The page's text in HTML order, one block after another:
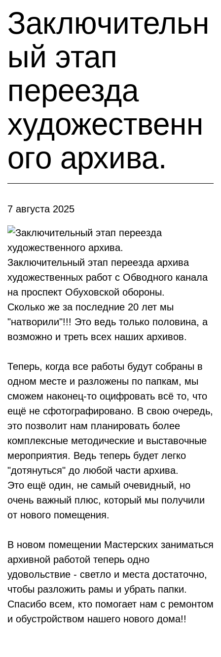
Заключительн
ый этап
переезда
художественн
ого архива.
7 августа 2025
Заключительный этап переезда архива
художественных работ с Обводного канала
на проспект Обуховской обороны.
Сколько же за последние 20 лет мы
"натворили"!!! Это ведь только половина, а
возможно и треть всех наших архивов.
Теперь, когда все работы будут собраны в
одном месте и разложены по папкам, мы
сможем наконец-то оцифровать всё то, что
ещё не сфотографировано. В свою очередь,
это позволит нам планировать более
комплексные методические и выставочные
мероприятия. Ведь теперь будет легко
"дотянуться" до любой части архива.
Это ещё один, не самый очевидный, но
очень важный плюс, который мы получили
от нового помещения.
В новом помещении Мастерских заниматься
архивной работой теперь одно
удовольствие - светло и места достаточно,
чтобы разложить рамы и убрать папки.
Спасибо всем, кто помогает нам с ремонтом
и обустройством нашего нового дома!!